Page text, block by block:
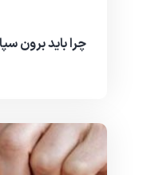
چرا باید برون